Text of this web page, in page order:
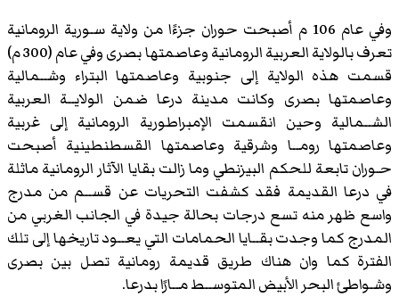
وفي عام 106 م أصبحت حوران جزءًا من ولاية سـورية الرومانية
تعرف بالولاية العربية الرومانية وعاصمتها بصرى وفي عام (300 م)
قسمت هذه الولاية إلى جنوبية وعاصمتها البتراء وشــمالية
وعاصمتها بصرى وكانت مدينة درعا ضمن الولايــة العربية
الشــمالية وحين انقسمت الإمبراطورية الرومانية إلى غربية
وعاصمتها رومــا وشرقية وعاصمتها القسطنطينية أصبحت
حـوران تابعة للحكم البيزنطي وما زالت بقايا الآثار الرومانية ماثلة
في درعا القديمة فقد كشفت التحريات عن قســم من مدرج
واسع ظهر منه تسع درجات بحالة جيدة في الجانب الغربي من
المدرج كما وجدت بقــايا الحمامات التي يعــود تاريخها إلى تلك
الفترة كما وان هناك طريق قديمة رومانية تصل بين بصرى
وشـواطئالبحر الأبيض المتوســطمــارًا بدرعا.